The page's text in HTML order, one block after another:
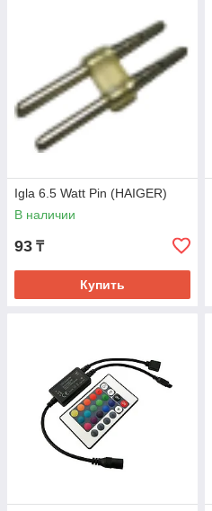
Igla 6.5 Watt Pin (HAIGER)
В наличии
93 ₸
Купить